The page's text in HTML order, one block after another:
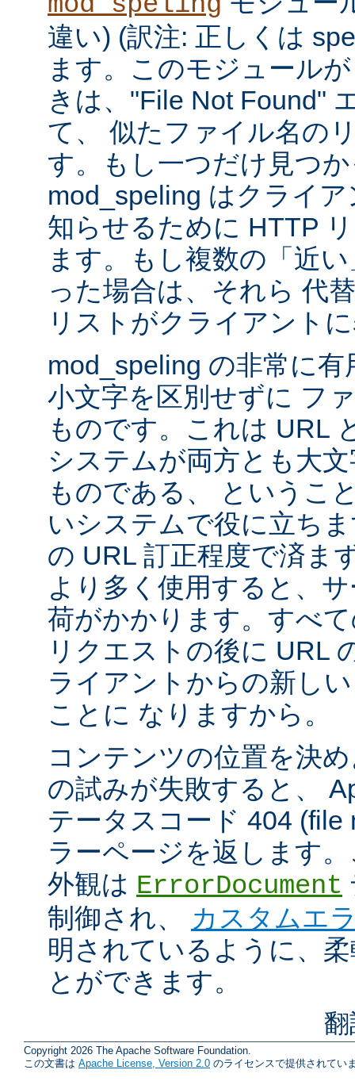
違い) (訳注: 正しくは
ます。このモジュール
きは、"File Not Found"
て、 似たファイル名の
す。もし一つだけ見つ
mod_speling はクライ
知らせるために HTTP
ます。もし複数の「近
った場合は、それら 代
リストがクライアント
mod_speling の非常に
小文字を区別せずに フ
ものです。これは URL
システムが両方とも大
ものである、 というこ
いシステムで役に立ち
の URL 訂正程度で済ま
より多く使用すると、
荷がかかります。すべ
リクエストの後に URL
ライアントからの新し
ことに なりますから。
コンテンツの位置を決
の試みが失敗すると、
テータスコード 404 (file
ラーページを返します
外観は ErrorDocument
制御され、
カスタムエ
明されているように、
とができます。
Copyright 2026 The Apache Software Foundation.
この文書は Apache License, Version 2.0 のライセンスで提供されてい